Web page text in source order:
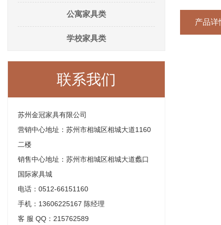
公寓家具类
学校家具类
联系我们
苏州金冠家具有限公司
营销中心地址：苏州市相城区相城大道1160
二楼
销售中心地址：苏州市相城区相城大道蠡口
国际家具城
电话：0512-66151160
手机：13606225167 陈经理
客 服 QQ：215762589
产品详